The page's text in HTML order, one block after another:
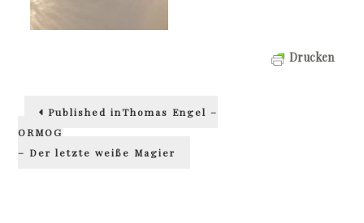
Drucken
Beitragsnavigation
Published inThomas Engel –
ORMOG
– Der letzte weiße Magier